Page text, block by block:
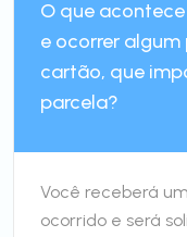
O que
e ocorrer
cartão, que
parcela?
Você receberá
ocorrido e será